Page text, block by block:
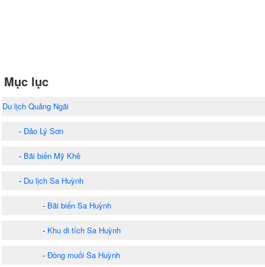
Mục lục
Du lịch Quảng Ngãi
- Đảo Lý Sơn
- Bãi biển Mỹ Khê
- Du lịch Sa Huỳnh
- Bãi biển Sa Huỳnh
- Khu di tích Sa Huỳnh
- Đồng muối Sa Huỳnh